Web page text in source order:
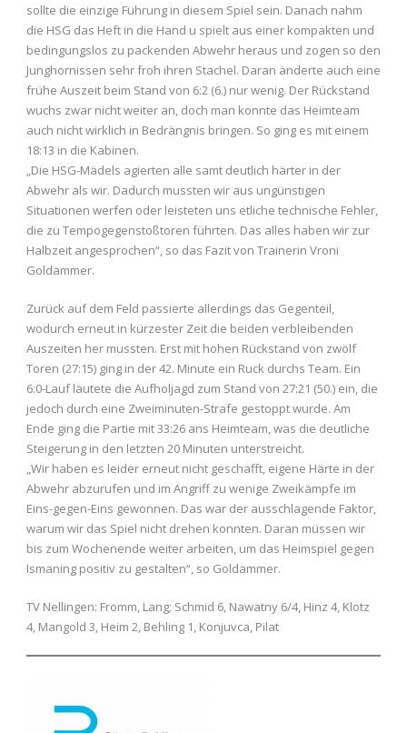
sollte die einzige Führung in diesem Spiel sein. Danach nahm
die HSG das Heft in die Hand u spielt aus einer kompakten und
bedingungslos zu packenden Abwehr heraus und zogen so den
Junghornissen sehr froh ihren Stachel. Daran änderte auch eine
frühe Auszeit beim Stand von 6:2 (6.) nur wenig. Der Rückstand
wuchs zwar nicht weiter an, doch man konnte das Heimteam
auch nicht wirklich in Bedrängnis bringen. So ging es mit einem
18:13 in die Kabinen.
„Die HSG-Mädels agierten alle samt deutlich härter in der
Abwehr als wir. Dadurch mussten wir aus ungünstigen
Situationen werfen oder leisteten uns etliche technische Fehler,
die zu Tempogegenstoßtoren führten. Das alles haben wir zur
Halbzeit angesprochen“, so das Fazit von Trainerin Vroni
Goldammer.
Zurück auf dem Feld passierte allerdings das Gegenteil,
wodurch erneut in kürzester Zeit die beiden verbleibenden
Auszeiten her mussten. Erst mit hohen Rückstand von zwölf
Toren (27:15) ging in der 42. Minute ein Ruck durchs Team. Ein
6:0-Lauf läutete die Aufholjagd zum Stand von 27:21 (50.) ein, die
jedoch durch eine Zweiminuten-Strafe gestoppt wurde. Am
Ende ging die Partie mit 33:26 ans Heimteam, was die deutliche
Steigerung in den letzten 20 Minuten unterstreicht.
„Wir haben es leider erneut nicht geschafft, eigene Härte in der
Abwehr abzurufen und im Angriff zu wenige Zweikämpfe im
Eins-gegen-Eins gewonnen. Das war der ausschlagende Faktor,
warum wir das Spiel nicht drehen konnten. Daran müssen wir
bis zum Wochenende weiter arbeiten, um das Heimspiel gegen
Ismaning positiv zu gestalten“, so Goldammer.
TV Nellingen: Fromm, Lang; Schmid 6, Nawatny 6/4, Hinz 4, Klotz
4, Mangold 3, Heim 2, Behling 1, Konjuvca, Pilat